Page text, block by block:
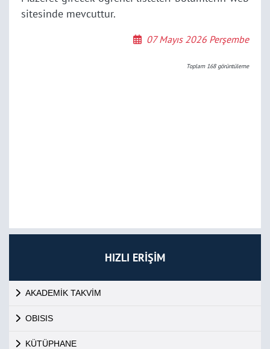
HIZLI ERİŞİM
AKADEMİK TAKVİM
OBISIS
KÜTÜPHANE
sitesinde mevcuttur.
07 Mayıs 2026 Perşembe
Toplam 168görüntüleme